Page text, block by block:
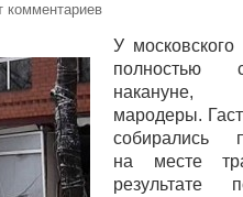
У московского
полностью
накануне,
мародеры.
собирались
на месте
результате